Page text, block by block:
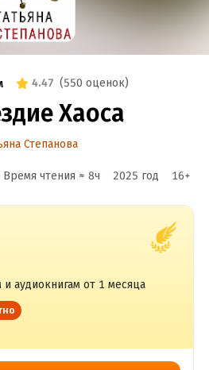
4.47 (550 оценок)
Хаоса
Степанова
Время чтения ≈ 8ч 2025 год 16+
аудиокнигам от 1 месяца